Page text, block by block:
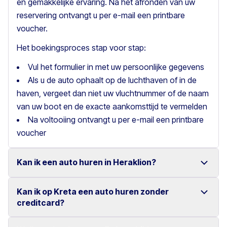
en gemakkelijke ervaring. Na het afronden van uw
reservering ontvangt u per e-mail een printbare
voucher.
Het boekingsproces stap voor stap:
Vul het formulier in met uw persoonlijke gegevens
Als u de auto ophaalt op de luchthaven of in de
haven, vergeet dan niet uw vluchtnummer of de naam
van uw boot en de exacte aankomsttijd te vermelden
Na voltooiing ontvangt u per e-mail een printbare
voucher
Kan ik een auto huren in Heraklion?
Ja, wij bieden autoverhuur in Heraklion met een ruime
Kan ik op Kreta een auto huren zonder
creditcard?